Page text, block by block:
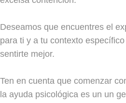
Deseamos que encuentres el
para ti y a tu contexto
sentirte mejor.
Ten en cuenta que comenzar
la ayuda psicológica es un un